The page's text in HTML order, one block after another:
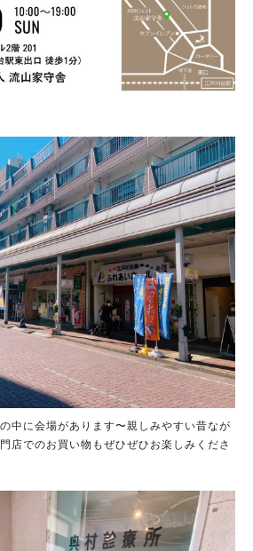
中に会場があります〜親しみやすい昔なが
店でのお買い物もぜひぜひお楽しみくださ